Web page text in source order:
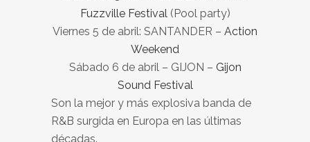
Fuzzville Festival(Pool party)
Viernes 5 de abril: SANTANDER – Action
Weekend
Sábado 6 de abril – GIJON – Gijon
Sound Festival
Son la mejor y más explosiva banda de
R&B surgida en Europa en las últimas
décadas.